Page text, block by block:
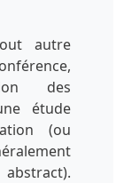
autre
des
étude
(ou